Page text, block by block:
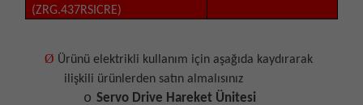
(ZRG.437RSICRE)
Ø Ürünü elektrikli kullanım için aşağıda kaydırarak
ilişkili ürünlerden satın almalısınız
o Servo Drive Hareket Ünitesi